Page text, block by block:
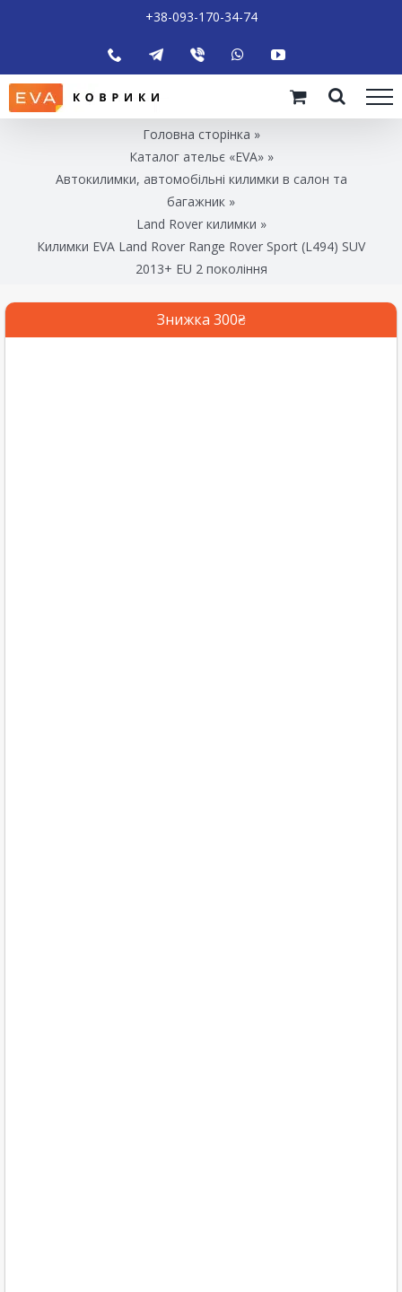
+38-093-170-34-74
Головна сторінка »
Каталог ательє «EVA»»
Автокилимки, автомобільні килимки в салон та
багажник »
Land Rover килимки »
Килимки EVA Land Rover Range Rover Sport (L494) SUV
2013+ EU 2 покоління
Знижка 300₴